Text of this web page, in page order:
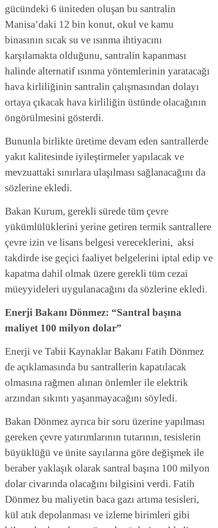
gücündeki 6 üniteden oluşan bu santralin
Manisa’daki 12 bin konut, okul ve kamu
binasının sıcak su ve ısınma ihtiyacını
karşılamakta olduğunu, santralin kapanması
halinde alternatif ısınma yöntemlerinin yaratacağı
hava kirliliğinin santralin çalışmasından dolayı
ortaya çıkacak hava kirliliğin üstünde olacağının
öngörülmesini gösterdi.
Bununla birlikte üretime devam eden santrallerde
yakıt kalitesinde iyileştirmeler yapılacak ve
mevzuattaki sınırlara ulaşılması sağlanacağını da
sözlerine ekledi.
Bakan Kurum, gerekli sürede tüm çevre
yükümlülüklerini yerine getiren termik santrallere
çevre izin ve lisans belgesi vereceklerini, aksi
takdirde ise geçici faaliyet belgelerini iptal edip ve
kapatma dahil olmak üzere gerekli tüm cezai
müeyyideleri uygulanacağını da sözlerine ekledi.
Enerji Bakanı Dönmez: “Santral başına
maliyet 100 milyon dolar”
Enerji ve Tabii Kaynaklar Bakanı Fatih Dönmez
de açıklamasında bu santrallerin kapatılacak
olmasına rağmen alınan önlemler ile elektrik
arzından sıkıntı yaşanmayacağını söyledi.
Bakan Dönmez ayrıca bir soru üzerine yapılması
gereken çevre yatırımlarının tutarının, tesislerin
büyüklüğü ve ünite sayılarına göre değişmek ile
beraber yaklaşık olarak santral başına 100 milyon
dolar civarında olacağını bilgisini verdi. Fatih
Dönmez bu maliyetin baca gazı artıma tesisleri,
kül atık depolanması ve izleme birimleri gibi